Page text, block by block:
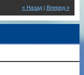
« Назад| Вперед »